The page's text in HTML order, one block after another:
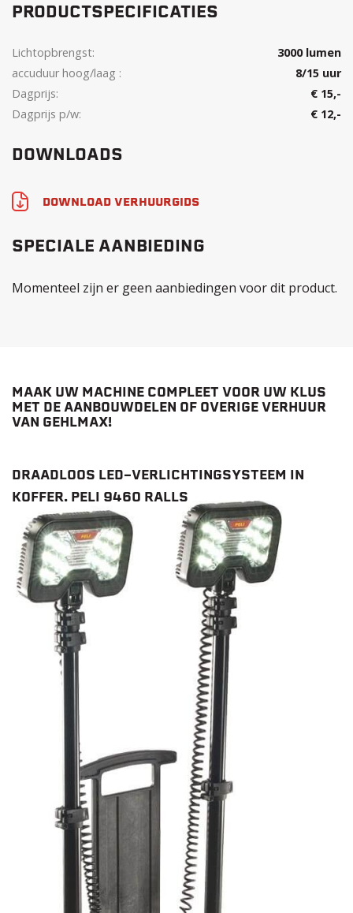
PRODUCTSPECIFICATIES
Lichtopbrengst:
3000 lumen
accuduur hoog/laag :
8/15 uur
Dagprijs:
€ 15,-
Dagprijs p/w:
€ 12,-
DOWNLOADS
DOWNLOAD VERHUURGIDS
SPECIALE AANBIEDING
Momenteel zijn er geen aanbiedingen voor dit product.
MAAK UW MACHINE COMPLEET VOOR UW KLUS
MET DE AANBOUWDELEN OF OVERIGE VERHUUR
VAN GEHLMAX!
DRAADLOOS LED-VERLICHTINGSYSTEEM IN
KOFFER. PELI 9460 RALLS